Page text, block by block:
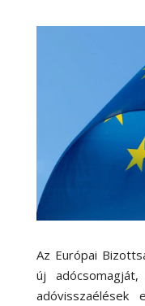
Az Európai
új
adóvisszaélések